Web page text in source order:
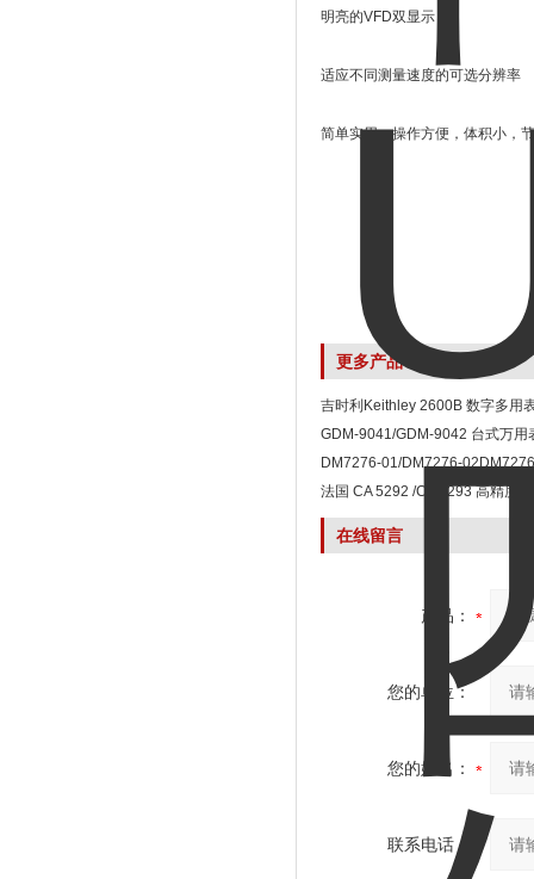
明亮的VFD双显示
适应不同测量速度的可选分辨率
简单实用，操作方便，体积小，
更多产品
吉时利Keithley 2600B 数字多用
GDM-9041/GDM-9042 台式万用
DM7276-01/DM7276-
数字万用表
法国 CA 5292 /CA 5293 高精度
在线留言
产品：
您的单位：
您的姓名：
联系电话：